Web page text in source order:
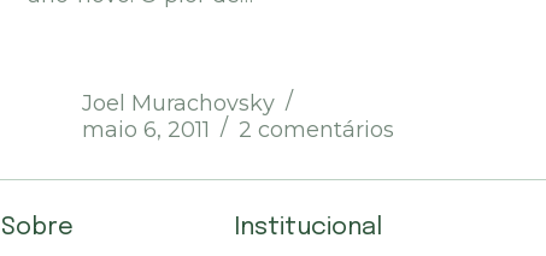
Joel Murachovsky
maio 6, 2011
2 comentários
Institucional